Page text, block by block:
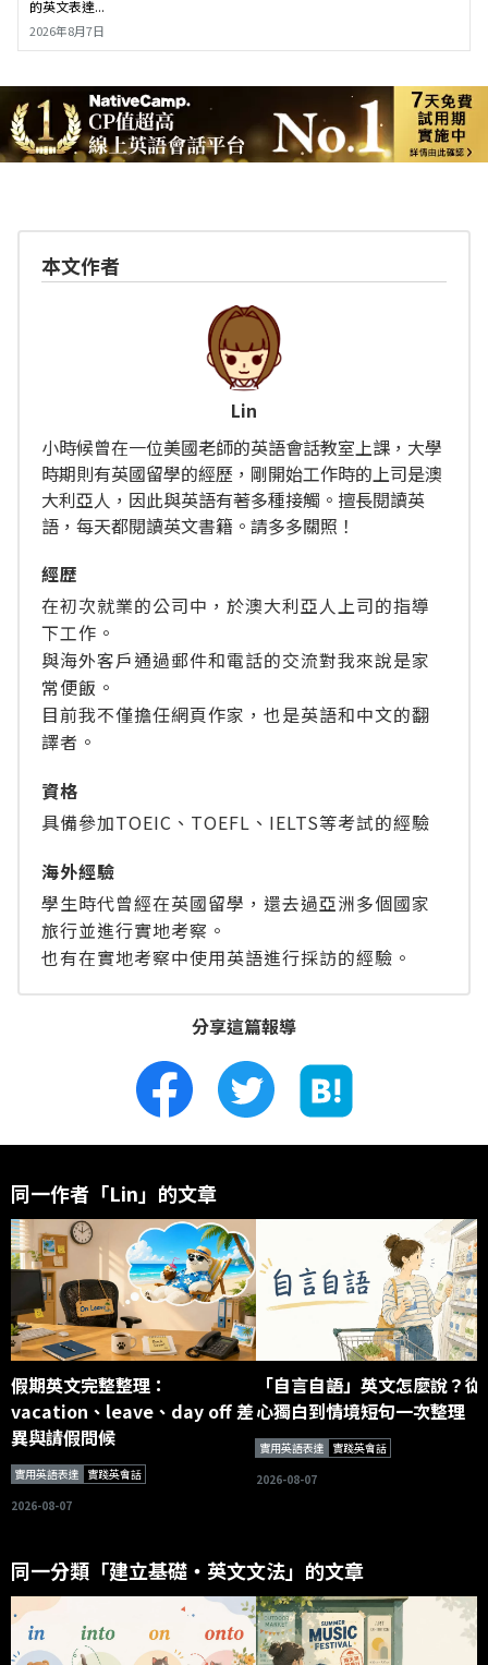
的英文表達...
2026年8月7日
本文作者
Lin
小時候曾在一位美國老師的英語會話教室上課，大學
時期則有英國留學的經歷，剛開始工作時的上司是澳
大利亞人，因此與英語有著多種接觸。擅長閱讀英
語，每天都閱讀英文書籍。請多多關照！
經歴
在初次就業的公司中，於澳大利亞人上司的指導
下工作。
與海外客戶通過郵件和電話的交流對我來說是家
常便飯。
目前我不僅擔任網頁作家，也是英語和中文的翻
譯者。
資格
具備參加TOEIC、TOEFL、IELTS等考試的經驗
海外經驗
學生時代曾經在英國留學，還去過亞洲多個國家
旅行並進行實地考察。
也有在實地考察中使用英語進行採訪的經驗。
分享這篇報導
同一作者「Lin」的文章
假期英文完整整理：
vacation、leave、day off 差
異與請假問候
實用英語表達 實踐英會話
2026-08-07
「自言自語」英文怎麼說？從
心獨白到情境短句一次整理
實用英語表達 實踐英會話
2026-08-07
同一分類「建立基礎・英文文法」的文章